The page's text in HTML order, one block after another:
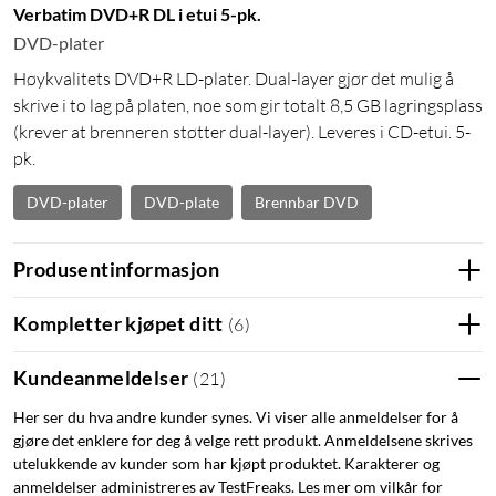
Verbatim DVD+R DL i etui 5-pk.
DVD-plater
Høykvalitets DVD+R LD-plater. Dual-layer gjør det mulig å
skrive i to lag på platen, noe som gir totalt 8,5 GB lagringsplass
(krever at brenneren støtter dual-layer). Leveres i CD-etui. 5-
pk.
DVD-plater DVD-plate Brennbar DVD
Produsentinformasjon
Kompletter kjøpet ditt (6)
Kundeanmeldelser (21)
Her ser du hva andre kunder synes. Vi viser alle anmeldelser for å
gjøre det enklere for deg å velge rett produkt. Anmeldelsene skrives
utelukkende av kunder som har kjøpt produktet. Karakterer og
anmeldelser administreres av TestFreaks. Les mer om vilkår for